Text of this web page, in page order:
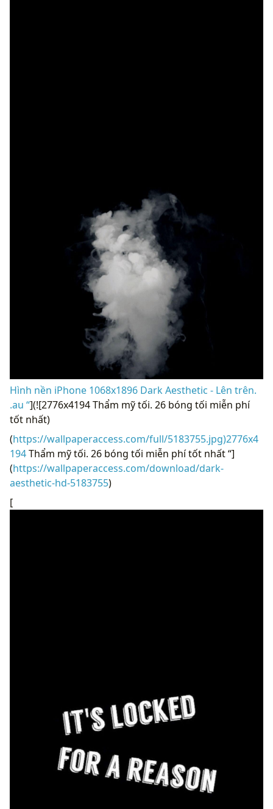
Hình nền iPhone 1068x1896 Dark Aesthetic - Lên trên.
.au “](![2776x4194 Thẩm mỹ tối. 26 bóng tối miễn phí
tốt nhất)
(https://wallpaperaccess.com/full/5183755.jpg)2776x4
194Thẩm mỹ tối. 26 bóng tối miễn phí tốt nhất “]
(https://wallpaperaccess.com/download/dark-
aesthetic-hd-5183755)
[